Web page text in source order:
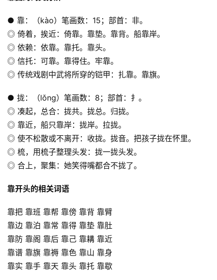
● 靠：（kào）笔画数：15；部首：非。
◎ 倚着，挨近：倚靠。靠垫。靠背。船靠岸。
◎ 依赖：依靠。靠托。靠头。
◎ 信托：可靠。靠得住。牢靠。
◎ 传统戏剧中武将所穿的铠甲：扎靠。靠旗。
● 拢：（lǒng）笔画数：8；部首：扌。
◎ 凑起，总合：拢共。拢总。归拢。
◎ 靠近，船只靠岸：拢岸。拉拢。
◎ 使不松散或不离开：收拢。拢音。把孩子拢在怀里。
◎ 梳，用梳子整理头发：拢一拢头发。
◎ 合上，聚集：她笑得嘴都合不拢了。
靠开头的相关词语
靠把 靠班 靠帮 靠傍 靠背 靠臂
靠边 靠泊 靠常 靠得 靠垫 靠肚
靠防 靠阁 靠后 靠己 靠耩 靠近
靠谱 靠旗 靠褥 靠色 靠山 靠身
靠实 靠手 靠天 靠头 靠托 靠歇